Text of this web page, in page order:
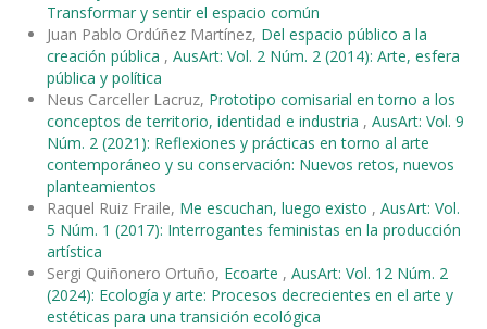
Transformar y sentir el espacio común
Juan Pablo Ordúñez Martínez, Del espacio público a la
creación pública , AusArt: Vol. 2 Núm. 2 (2014): Arte, esfera
pública y política
Neus Carceller Lacruz, Prototipo comisarial en torno a los
conceptos de territorio, identidad e industria , AusArt: Vol. 9
Núm. 2 (2021): Reflexiones y prácticas en torno al arte
contemporáneo y su conservación: Nuevos retos, nuevos
planteamientos
Raquel Ruiz Fraile, Me escuchan, luego existo , AusArt: Vol.
5 Núm. 1 (2017): Interrogantes feministas en la producción
artística
Sergi Quiñonero Ortuño, Ecoarte , AusArt: Vol. 12 Núm. 2
(2024): Ecología y arte: Procesos decrecientes en el arte y
estéticas para una transición ecológica